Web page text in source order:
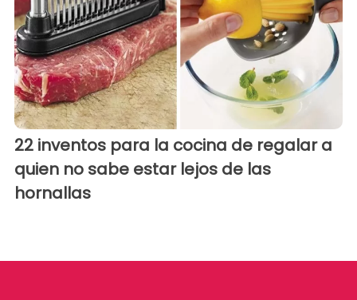
22 inventos para la cocina de regalar a
quien no sabe estar lejos de las
hornallas